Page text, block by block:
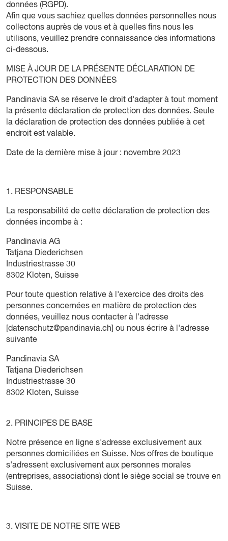
données (RGPD).
Afin que vous sachiez quelles données personnelles nous
collectons auprès de vous et à quelles fins nous les
utilisons, veuillez prendre connaissance des informations
ci-dessous.
MISE À JOUR DE LA PRÉSENTE DÉCLARATION DE
PROTECTION DES DONNÉES
Pandinavia SA se réserve le droit d'adapter à tout moment
la présente déclaration de protection des données. Seule
la déclaration de protection des données publiée à cet
endroit est valable.
Date de la dernière mise à jour : novembre 2023
1. RESPONSABLE
La responsabilité de cette déclaration de protection des
données incombe à :
Pandinavia AG
Tatjana Diederichsen
Industriestrasse 30
8302 Kloten, Suisse
Pour toute question relative à l'exercice des droits des
personnes concernées en matière de protection des
données, veuillez nous contacter à l'adresse
datenschutz@pandinavia.ch ] ou nous écrire à l'adresse
suivante
Pandinavia SA
Tatjana Diederichsen
Industriestrasse 30
8302 Kloten, Suisse
2. PRINCIPES DE BASE
Notre présence en ligne s'adresse exclusivement aux
personnes domiciliées en Suisse. Nos offres de boutique
s'adressent exclusivement aux personnes morales
(entreprises, associations) dont le siège social se trouve en
Suisse.
3. VISITE DE NOTRE SITE WEB